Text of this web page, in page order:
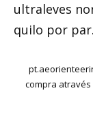
ultraleves
quilo por par.
compra